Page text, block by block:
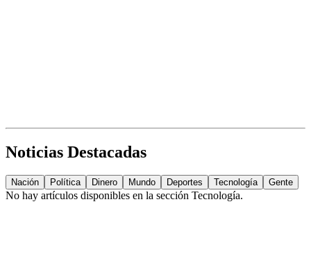
Noticias Destacadas
Nación Política Dinero Mundo Deportes Tecnología Gente
No hay artículos disponibles en la sección Tecnología.